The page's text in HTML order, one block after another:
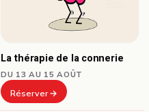
La thérapie de la connerie
DU 13 AU 15 AOÛT
Réserver